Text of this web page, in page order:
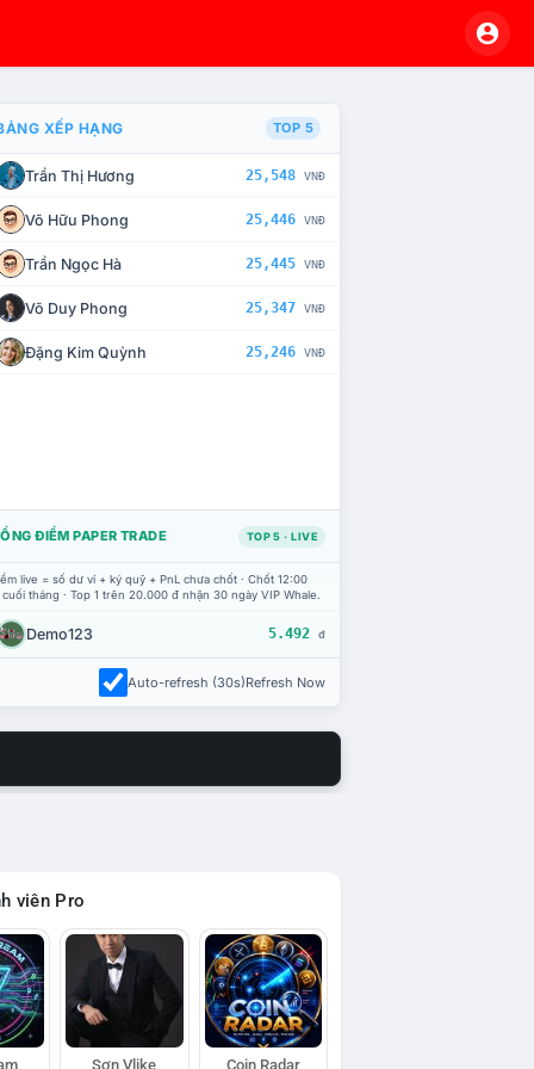
CHẾ TÀI XỬ LÝ VI PHẠM
XẾP HẠNG TOP 5
Trần Thị Hương 25,548 VNĐ
Võ Hữu Phong 25,446 VNĐ
Trần Ngọc Hà 25,445 VNĐ
Võ Duy Phong 25,347 VNĐ
Đặng Kim Quỳnh 25,246 VNĐ
ĐIỂM PAPER TRADE TOP 5 · LIVE
live = số dư ví + ký quỹ + PnL chưa chốt · Chốt 12:00
tháng · Top 1 trên 20.000 đ nhận 30 ngày VIP Whale.
Demo123 5.492 đ
Auto-refresh (30s)Refresh Now
viên Pro
Sơn Vlike Coin Radar